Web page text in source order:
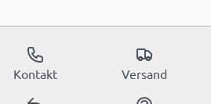
Kontakt Versand